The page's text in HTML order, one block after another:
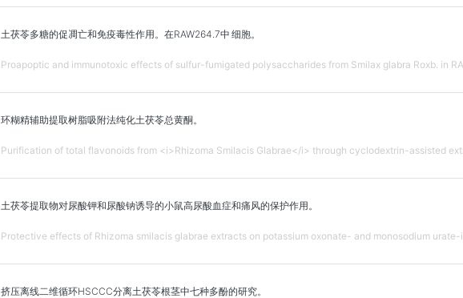
土茯苓多糖的促凋亡和免疫毒性作用。在RAW264.7中 细胞。
Proapoptic and immunotoxic effects of sulfur-fumigated polysaccharides from Smilax glabra Roxb. in
环糊精辅助提取树脂吸附法纯化土茯苓总黄酮。
Purification of total flavonoids from <i>Rhizoma Smilacis Glabrae</i> through cyclodextrin-assisted
土茯苓提取物对尿酸钾和尿酸钠诱导的小鼠高尿酸血症和痛风的保护作用。
Protective effects of Rhizoma smilacis glabrae extracts on potassium oxonate- and monosodium
挤压离线二维循环HSCCC分离土茯苓根茎中七种多酚的研究。